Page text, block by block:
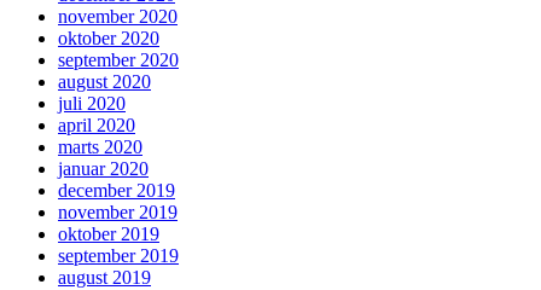
november 2020
oktober 2020
september 2020
august 2020
juli 2020
april 2020
marts 2020
januar 2020
december 2019
november 2019
oktober 2019
september 2019
august 2019